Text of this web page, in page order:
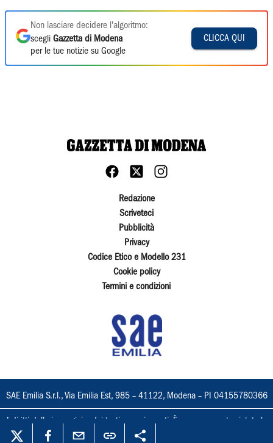
Non lasciare decidere l'algoritmo:
scegli Gazzetta di Modena
per le tue notizie su Google
CLICCA QUI
Redazione
Scriveteci
Pubblicità
Privacy
Codice Etico e Modello 231
Cookie policy
Termini e condizioni
SAE Emilia S.r.l., Via Emilia Est, 985 – 41122, Modena – PI 04155780366
I diritti delle immagini e dei testi sono riservati. È espressamente vietata la
loro riproduzione con qualsiasi mezzo e l'adattamento totale o parziale.